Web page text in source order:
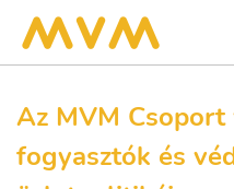
Az MVM Csoport
fogyasztók és